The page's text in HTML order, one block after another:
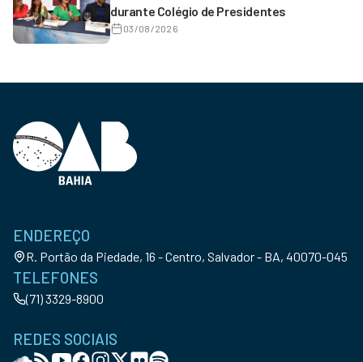
durante Colégio de Presidentes
03/08/2026
ENDEREÇO
R. Portão da Piedade, 16 - Centro, Salvador - BA, 40070-045
TELEFONES
(71) 3329-8900
REDES SOCIAIS